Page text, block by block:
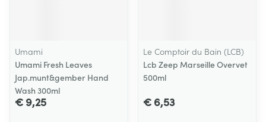
Umami
Umami Fresh Leaves
Jap.munt&gember Hand
Wash 300ml
€ 9,25
Le Comptoir du Bain (LCB)
Lcb Zeep Marseille Overvet
500ml
€ 6,53